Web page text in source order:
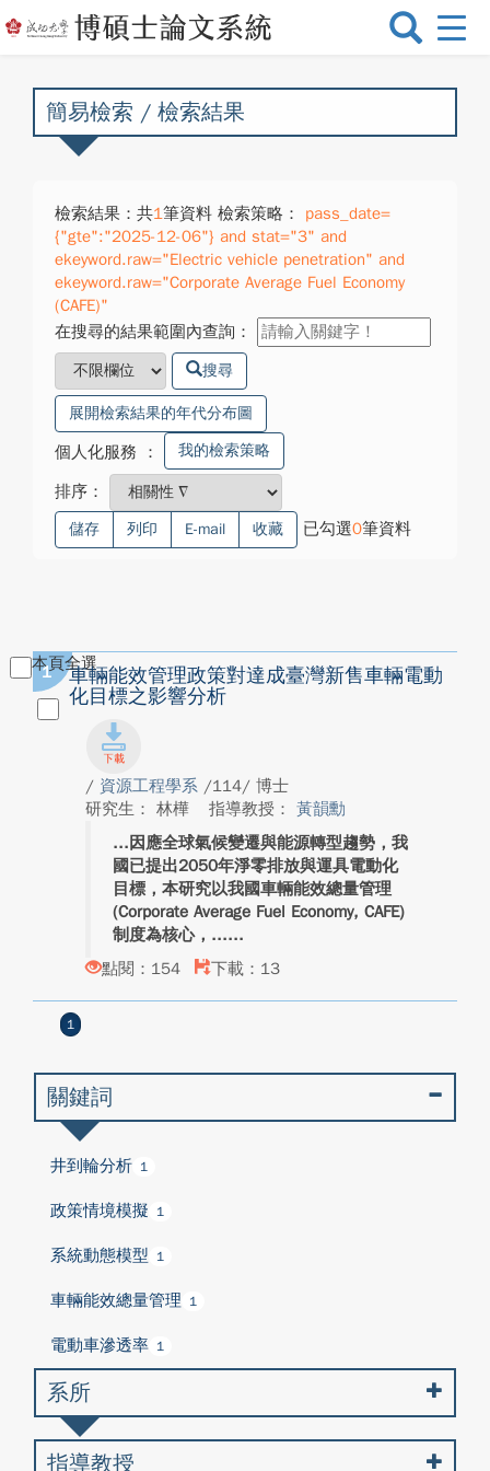
選
換
簡易檢索 / 檢索結果
檢索結果：共1筆資料 檢索策略：
pass_date=
{"gte":"2025-12-06"} and stat="3" and
ekeyword.raw="Electric vehicle penetration" and
ekeyword.raw="Corporate Average Fuel Economy
(CAFE)"
在搜尋的結果範圍內查詢：
搜尋
展開檢索結果的年代分布圖
個人化服務 ： 我的檢索策略
排序：
儲存 列印 E-mail 收藏 已勾選0筆資料
本頁全選
1
車輛能效管理政策對達成臺灣新售車輛電動
化目標之影響分析
/ 資源工程學系 /114/ 博士
研究生： 林樺
指導教授： 黃韻勳
因應全球氣候變遷與能源轉型趨勢，我
國已提出2050年淨零排放與運具電動化
目標，本研究以我國車輛能效總量管理
(Corporate Average Fuel Economy, CAFE)
制度為核心，...
點閱：154
下載：13
1
關鍵詞
井到輪分析 1
政策情境模擬 1
系統動態模型 1
車輛能效總量管理 1
電動車滲透率 1
系所
指導教授